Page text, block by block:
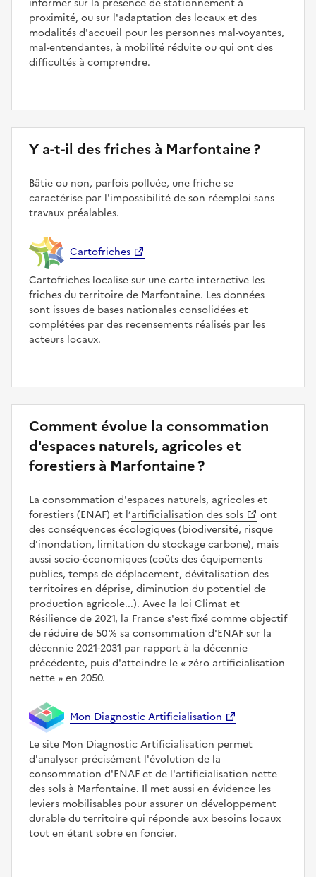
proximité, ou sur l'adaptation des locaux et des
modalités d'accueil pour les personnes mal-voyantes,
mal-entendantes, à mobilité réduite ou qui ont des
difficultés à comprendre.
Y a-t-il des friches à Marfontaine ?
Bâtie ou non, parfois polluée, une friche se
caractérise par l'impossibilité de son réemploi sans
travaux préalables.
Cartofriches
Cartofriches localise sur une carte interactive les
friches du territoire de Marfontaine. Les données
sont issues de bases nationales consolidées et
complétées par des recensements réalisés par les
acteurs locaux.
Comment évolue la consommation
d'espaces naturels, agricoles et
forestiers à Marfontaine ?
La consommation d'espaces naturels, agricoles et
forestiers (ENAF) et l’artificialisation des sols
ont
des conséquences écologiques (biodiversité, risque
d'inondation, limitation du stockage carbone), mais
aussi socio-économiques (coûts des équipements
publics, temps de déplacement, dévitalisation des
territoires en déprise, diminution du potentiel de
production agricole...). Avec la loi Climat et
Résilience de 2021, la France s'est fixé comme objectif
de réduire de 50 % sa consommation d'ENAF sur la
décennie 2021-2031 par rapport à la décennie
précédente, puis d'atteindre le
zéro artificialisation
nette
en 2050.
Mon Diagnostic Artificialisation
Le site Mon Diagnostic Artificialisation permet
d'analyser précisément l'évolution de la
consommation d'ENAF et de l'artificialisation nette
des sols à Marfontaine. Il met aussi en évidence les
leviers mobilisables pour assurer un développement
durable du territoire qui réponde aux besoins locaux
tout en étant sobre en foncier.